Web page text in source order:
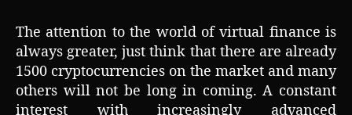
The attention to the world of virtual finance is
always greater, just think that there are already
1500 cryptocurrencies on the market and many
others will not be long in coming. A constant
interest with increasingly advanced